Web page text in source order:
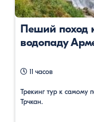
Пеший поход
водопаду
11 часов
Трекинг тур к самому
Трчкан.